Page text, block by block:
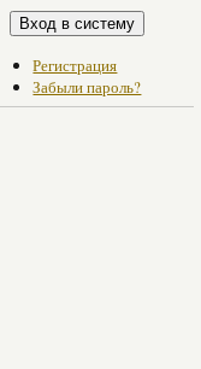
Регистрация
Забыли пароль?